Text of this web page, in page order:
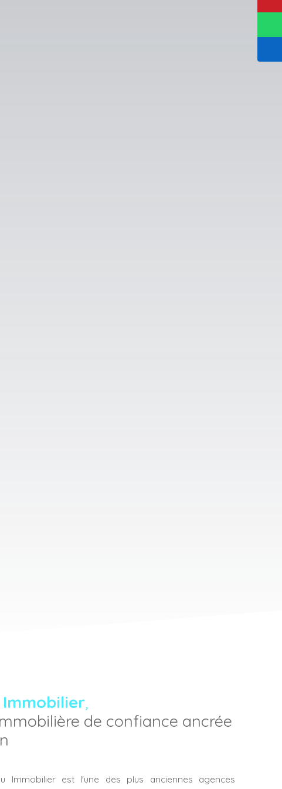
,
de confiance ancrée
Immobilier est l'une des plus anciennes agences